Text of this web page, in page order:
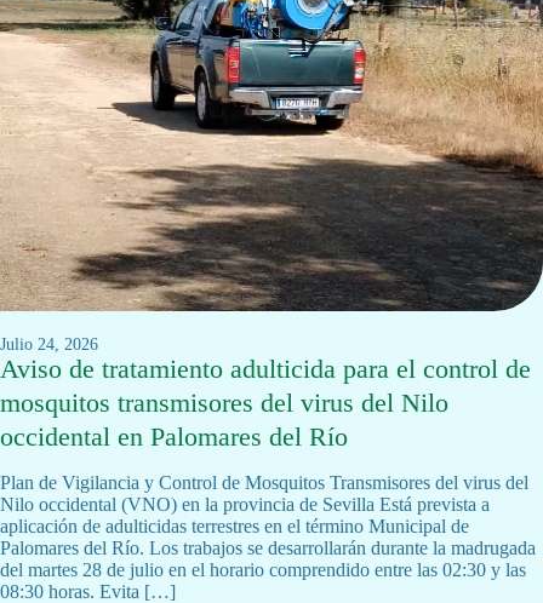
julio 24, 2026
Aviso de tratamiento adulticida para el control de
mosquitos transmisores del virus del Nilo
occidental en Palomares del Río
Plan de Vigilancia y Control de Mosquitos Transmisores del virus del
Nilo occidental (VNO) en la provincia de Sevilla Está prevista a
aplicación de adulticidas terrestres en el término Municipal de
Palomares del Río. Los trabajos se desarrollarán durante la madrugada
del martes 28 de julio en el horario comprendido entre las 02:30 y las
08:30 horas. Evita […]